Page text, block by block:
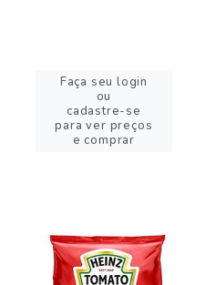
Faça seu login
ou
cadastre-se
para ver preços
e comprar